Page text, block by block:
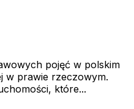
pojęć w polskim
w prawie rzeczowym.
które...